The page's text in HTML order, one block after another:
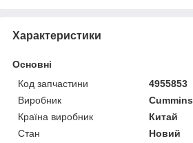
Характеристики
Основні
Код запчастини
4955853
Виробник
Cummins
Країна виробник
Китай
Стан
Новий